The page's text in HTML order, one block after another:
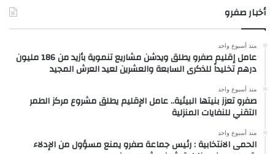
أخبار صفرو
منذ أسبوع واحد
عامل إقليم صفرو يطلق ويدشن مشاريع تنموية بأزيد من 186 مليون
درهم تخليداً للذكرى السابعة والعشرين لعيد العرش المجيد
منذ أسبوع واحد
صفرو تعزز بنيتها البيئية.. عامل الإقليم يطلق مشروع مركز الطمر
التقني للنفايات المنزلية
منذ أسبوع واحد
الحمى الانتخابية : رئيس جماعة صفرو يمنع مسؤول من الإدلاء